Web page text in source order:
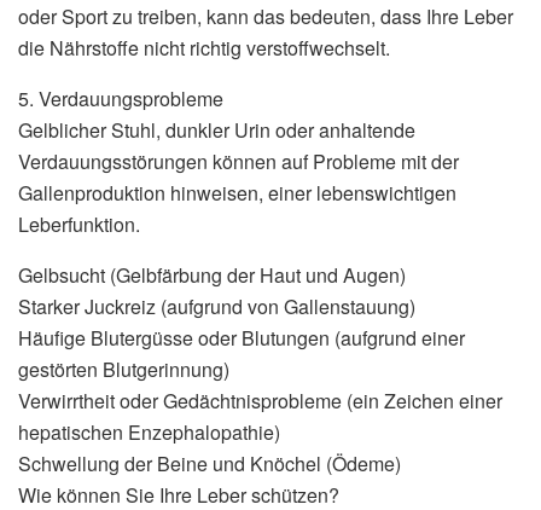
oder Sport zu treiben, kann das bedeuten, dass Ihre Leber
die Nährstoffe nicht richtig verstoffwechselt.
5. Verdauungsprobleme
Gelblicher Stuhl, dunkler Urin oder anhaltende
Verdauungsstörungen können auf Probleme mit der
Gallenproduktion hinweisen, einer lebenswichtigen
Leberfunktion.
Gelbsucht (Gelbfärbung der Haut und Augen)
Starker Juckreiz (aufgrund von Gallenstauung)
Häufige Blutergüsse oder Blutungen (aufgrund einer
gestörten Blutgerinnung)
Verwirrtheit oder Gedächtnisprobleme (ein Zeichen einer
hepatischen Enzephalopathie)
Schwellung der Beine und Knöchel (Ödeme)
Wie können Sie Ihre Leber schützen?